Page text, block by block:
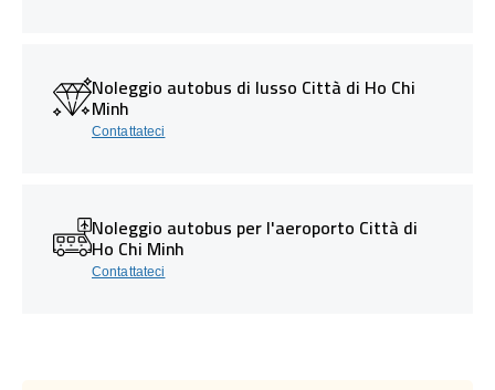
Noleggio autobus di lusso Città di Ho Chi
Minh
Contattateci
Noleggio autobus per l'aeroporto Città di
Ho Chi Minh
Contattateci